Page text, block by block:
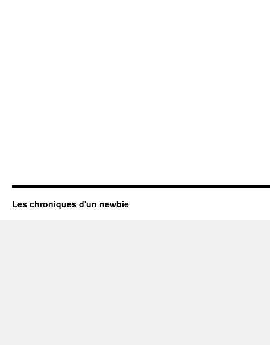
Les chroniques d'un newbie